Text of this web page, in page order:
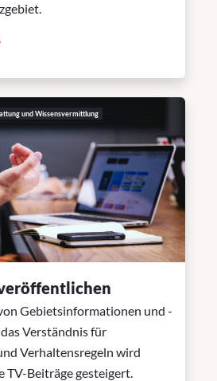
und Wissensvermittlung
Gebietsinformationen und -
Verständnis für
Verhaltensregeln wird
TV-Beiträge gesteigert.